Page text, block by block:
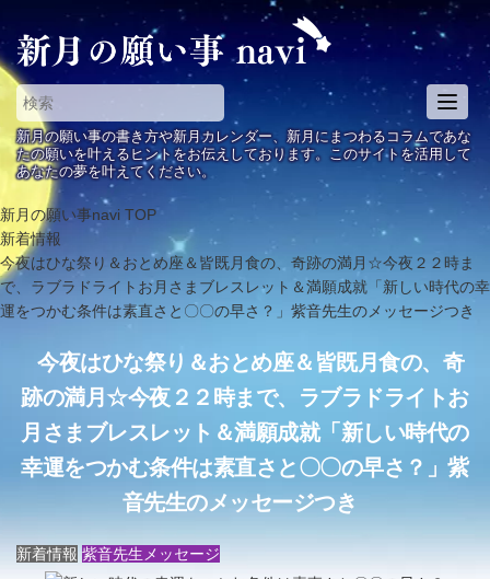
新月の願い事の書き方や新月カレンダー、新月にまつわるコラムであな
たの願いを叶えるヒントをお伝えしております。このサイトを活用して
あなたの夢を叶えてください。
新月の願い事navi TOP
新着情報
今夜はひな祭り＆おとめ座＆皆既月食の、奇跡の満月☆今夜２２時ま
で、ラブラドライトお月さまブレスレット＆満願成就「新しい時代の幸
運をつかむ条件は素直さと〇〇の早さ？」紫音先生のメッセージつき
今夜はひな祭り＆おとめ座＆皆既月食の、奇
跡の満月☆今夜２２時まで、ラブラドライトお
月さまブレスレット＆満願成就「新しい時代の
幸運をつかむ条件は素直さと〇〇の早さ？」紫
音先生のメッセージつき
新着情報 紫音先生メッセージ